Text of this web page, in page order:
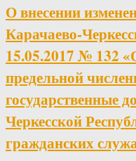
О внесении
Карачаево-
15.05.2017 № 132
предельной
государственные
Черкесской
гражданских